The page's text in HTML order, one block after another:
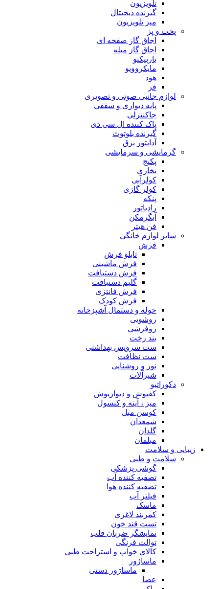
تلویزیون
گیرنده دیجیتال
میز تلویزیون
پخت و پز
اجاق گاز صفحه ای
اجاق گاز مبله
باربیکیو
مایکروویو
هود
فر
لوازم جانبی صوتی و تصویری
پایه دیواری و سقفی
جاکنترلی
پاک کننده ال سی دی
گیرنده بلوتوث
آداپتور برق
گرمایشی و سرمایشی
پکیج
بخاری
کولرآبی
کولر گازی
پنکه
رادیاتور
آبگرمکن
فن هیتر
سایر لوازم خانگی
فرش
تابلو فرش
فرش ماشینی
فرش دستبافت
گلیم دستبافت
فرش فانتزی
فرش کودک
حوله و دستمال آشپزخانه
روشویی
روفرشی
بند رخت
ست سرویس بهداشتی
ست نظافت
نور و روشنایی
شیرآلات
دکوراتیو
کفپوش و دیوارپوش
میز ، آینه و کنسول
کوسن مبل
شمعدان
گلدان
مبلمان
زیبایی و سلامت
سلامت و طبی
گوشی پزشکی
تصفیه کننده آب
تصفیه کننده هوا
فیلتر آب
ماسک
کمربند لاغری
تست قند خون
نمایشگر ضربان قلب
توالت فرنگی
کالای خواب و استراحت طبی
ماساژور
ماساژور دستی
عصا